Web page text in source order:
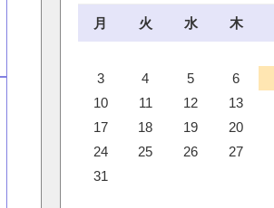
月 火 水 木
3
4 5 6
10
11 12 13
17
18 19 20
24
25 26 27
31